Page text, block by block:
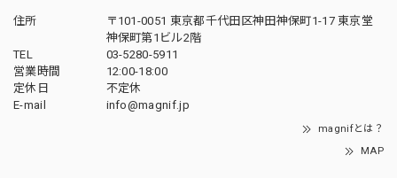
住所
〒101-0051 東京都千代田区神田神保町1-17 東京堂
神保町第1ビル2階
TEL
03-5280-5911
営業時間
12:00-18:00
定休日
不定休
E-mail
info@magnif.jp
magnifとは？
MAP